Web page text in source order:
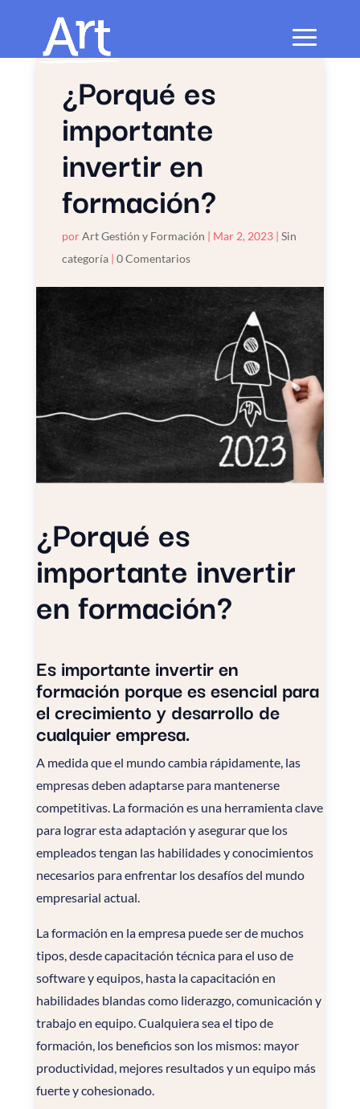
¿Porqué es
importante
invertir en
formación?
porArt Gestión y Formación | Mar 2, 2023| Sin
categoría| 0 Comentarios
¿Porqué es
importante invertir
en formación?
Es importante invertir en
formación porque es esencial para
el crecimiento y desarrollo de
cualquier empresa.
A medida que el mundo cambia rápidamente, las
empresas deben adaptarse para mantenerse
competitivas. La formación es una herramienta clave
para lograr esta adaptación y asegurar que los
empleados tengan las habilidades y conocimientos
necesarios para enfrentar los desafíos del mundo
empresarial actual.
La formación en la empresa puede ser de muchos
tipos, desde capacitación técnica para el uso de
software y equipos, hasta la capacitación en
habilidades blandas como liderazgo, comunicación y
trabajo en equipo. Cualquiera sea el tipo de
formación, los beneficios son los mismos: mayor
productividad, mejores resultados y un equipo más
fuerte y cohesionado.